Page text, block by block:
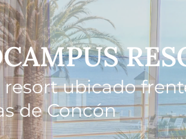
resort ubicado
de Concón